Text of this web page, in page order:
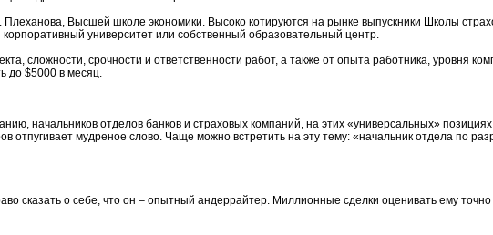
Высшей школе экономики. Высоко котируются на рынке выпускники Школы
университет или собственный образовательный центр.
сложности, срочности и ответственности работ, а также от опыта работника, уровня
до $5000 в месяц.
начальников отделов банков и страховых компаний, на этих «универсальных»
мудреное слово. Чаще можно встретить на эту тему: «начальник отдела по
сказать о себе, что он – опытный андеррайтер. Миллионные сделки оценивать ему точно